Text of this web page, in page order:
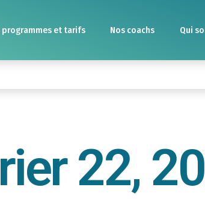
programmes et tarifs Nos coachs Qui
22,